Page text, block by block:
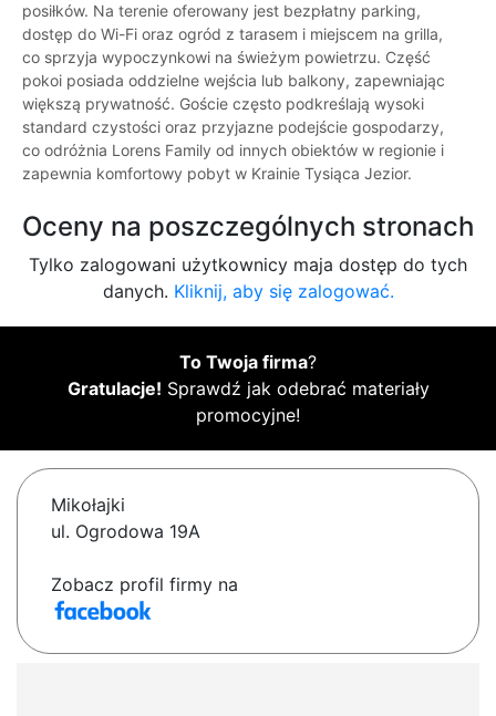
posiłków. Na terenie oferowany jest bezpłatny parking,
dostęp do Wi-Fi oraz ogród z tarasem i miejscem na grilla,
co sprzyja wypoczynkowi na świeżym powietrzu. Część
pokoi posiada oddzielne wejścia lub balkony, zapewniając
większą prywatność. Goście często podkreślają wysoki
standard czystości oraz przyjazne podejście gospodarzy,
co odróżnia Lorens Family od innych obiektów w regionie i
zapewnia komfortowy pobyt w Krainie Tysiąca Jezior.
Oceny na poszczególnych stronach
Tylko zalogowani użytkownicy maja dostęp do tych
danych. Kliknij, aby się zalogować.
To Twoja firma?
Gratulacje! Sprawdź jak odebrać materiały
promocyjne!
Mikołajki
ul. Ogrodowa 19A
Zobacz profil firmy na